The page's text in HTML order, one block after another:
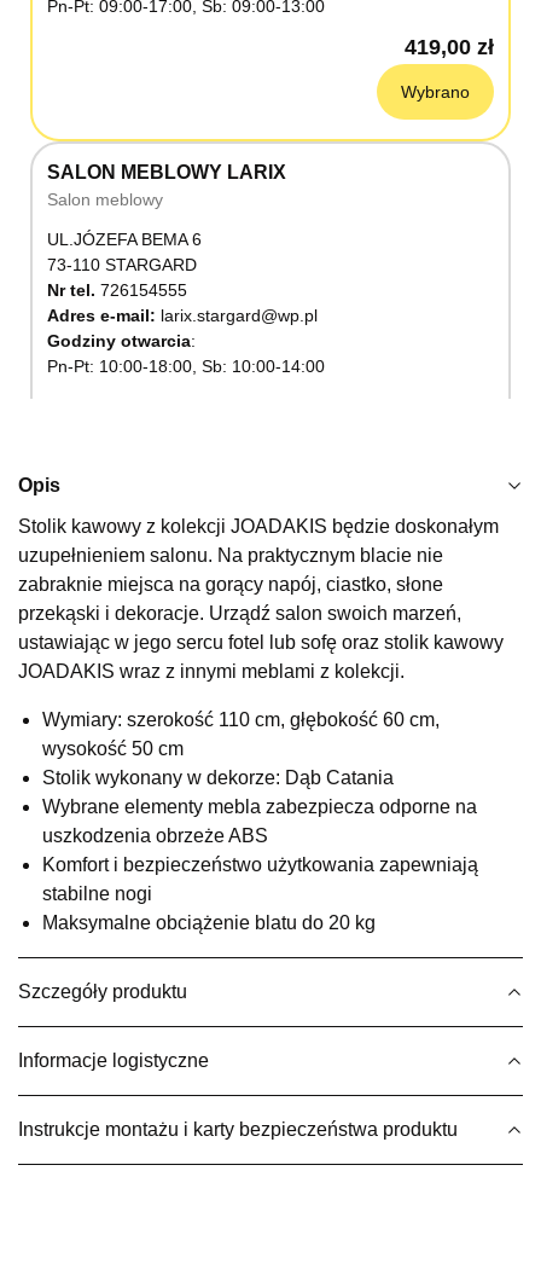
Pn-Pt: 09:00-17:00, Sb: 09:00-13:00
419,00 zł
Wybrano
SALON MEBLOWY LARIX
Salon meblowy
UL.JÓZEFA BEMA 6
73-110 STARGARD
Nr tel. 726154555
Adres e-mail: larix.stargard@wp.pl
Godziny otwarcia
Pn-Pt: 10:00-18:00, Sb: 10:00-14:00
SALON MEBLOWY KUBUŚ
Salon meblowy
UL.RZEMIEŚLNICZA 6
66-470 KOSTRZYN NAD ODRĄ
Nr tel.507103199
Godziny otwarcia
SALON MEBLOWY M JAK MEBLE
Salon meblowy
UL.BASZTOWA 3
76-100 SŁAWNO
Nr tel.502668736
Pn-Pt: 09:00-17:00, Sb: 09:00-13:00
419,00 zł
Opis
Stolik kawowy z kolekcji JOADAKIS będzie doskonałym
uzupełnieniem salonu. Na praktycznym blacie nie
zabraknie miejsca na gorący napój, ciastko, słone
przekąski i dekoracje. Urządź salon swoich marzeń,
ustawiając w jego sercu fotel lub sofę oraz stolik kawowy
JOADAKIS wraz z innymi meblami z kolekcji.
Wymiary: szerokość 110 cm, głębokość 60 cm,
wysokość 50 cm
Stolik wykonany w dekorze: Dąb Catania
Wybrane elementy mebla zabezpiecza odporne na
uszkodzenia obrzeże ABS
Komfort i bezpieczeństwo użytkowania zapewniają
stabilne nogi
Maksymalne obciążenie blatu do 20 kg
Szczegóły produktu
Informacje logistyczne
Instrukcje montażu i karty bezpieczeństwa produktu